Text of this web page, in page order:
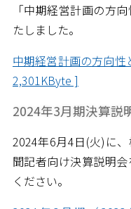
「中期経営計画の方
たしました。
中期経営計画の方向
2,301KByte ]
2024年3月期決算説
2024年6月4日(火)に
聞記者向け決算説明
ください。